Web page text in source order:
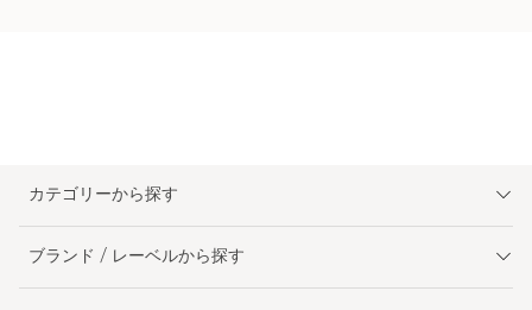
カテゴリーから探す
ブランド / レーベルから探す